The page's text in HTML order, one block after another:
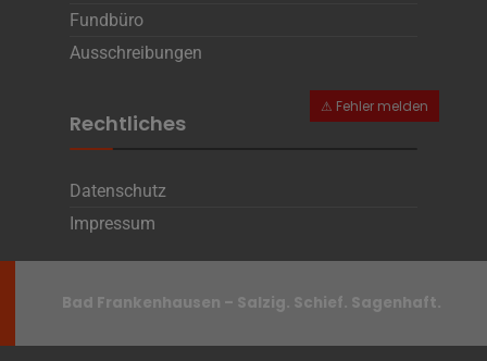
Fundbüro
Ausschreibungen
Rechtliches
Datenschutz
Impressum
Bad Frankenhausen – Salzig. Schief. Sagenhaft.